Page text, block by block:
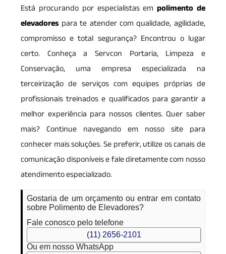
Está procurando por especialistas empolimento de
elevadores para te atender com qualidade, agilidade,
compromisso e total segurança? Encontrou o lugar
certo. Conheça a Servcon Portaria, Limpeza e
Conservação, uma empresa especializada na
terceirização de serviços com equipes próprias de
profissionais treinados e qualificados para garantir a
melhor experiência para nossos clientes. Quer saber
mais? Continue navegando em nosso site para
conhecer mais soluções. Se preferir, utilize os canais de
comunicação disponíveis e fale diretamente com nosso
atendimento especializado.
Gostaria de um orçamento ou entrar em contato
sobre Polimento de Elevadores?
Fale conosco pelo telefone
(11) 2656-2101
Ou em nosso WhatsApp